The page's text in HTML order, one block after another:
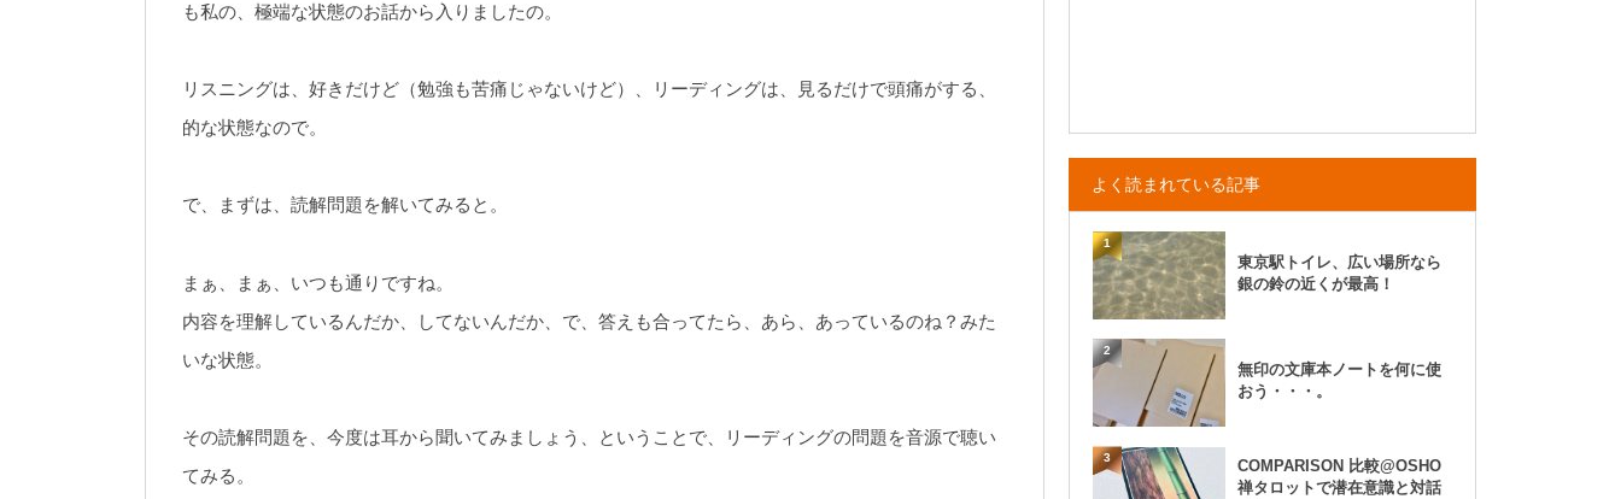
も私の、極端な状態のお話から入りましたの。
リスニングは、好きだけど（勉強も苦痛じゃないけど）、リーディングは、見るだけで頭痛がする、
的な状態なので。
で、まずは、読解問題を解いてみると。
まぁ、まぁ、いつも通りですね。
内容を理解しているんだか、してないんだか、で、答えも合ってたら、あら、あっているのね？みた
いな状態。
その読解問題を、今度は耳から聞いてみましょう、ということで、リーディングの問題を音源で聴い
てみる。
よく読まれている記事
1
東京駅トイレ、広い場所なら
銀の鈴の近くが最高！
2
無印の文庫本ノートを何に使
おう・・・。
3
COMPARISON 比較@OSHO
禅タロットで潜在意識と対話